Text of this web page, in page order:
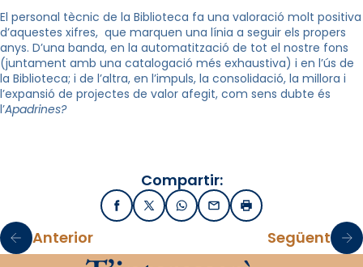
El personal tècnic de la Biblioteca fa una valoració molt positiva
d’aquestes xifres, que marquen una línia a seguir els propers
anys. D’una banda, en la automatització de tot el nostre fons
(juntament amb una catalogació més exhaustiva) i en l’ús de
la Biblioteca; i de l’altra, en l’impuls, la consolidació, la millora i
l’expansió de projectes de valor afegit, com sens dubte és
l’Apadrines?
Compartir:
FacebookX / TwitterWhatsApp
EmailImprimir
Anterior Següent